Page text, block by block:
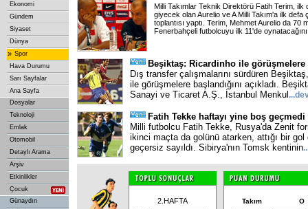
Ekonomi
Gündem
Siyaset
Dünya
» Spor
Hava Durumu
Sarı Sayfalar
Ana Sayfa
Dosyalar
Teknoloji
Emlak
Otomobil
Detaylı Arama
Arşiv
Etkinlikler
Çocuk
Günaydın
Milli Takımlar Teknik Direktörü Fatih Terim, ilk
giyecek olan Aurelio ve A Milli Takım'a ilk defa
toplantısı yaptı. Terim, Mehmet Aurelio da 70
Fenerbahçeli futbolcuyu ilk 11'de oynatacağını
Beşiktaş: Ricardinho ile görüşmelere
Dış transfer çalışmalarını sürdüren
ile görüşmelere başlandığını açıkladı.
Sanayi ve Ticaret A.Ş., İstanbul Menkul ...
Fatih Tekke haftayı yine boş geçmedi
Milli futbolcu Fatih Tekke, Rusya'da Zenit
ikinci maçta da golünü atarken, attığı bir gol
geçersiz sayıldı. Sibirya'nın Tomsk kentinin
2.HAFTA
Takım O